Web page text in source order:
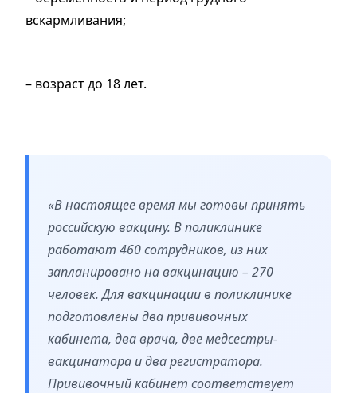
вскармливания;
– возраст до 18 лет.
«В настоящее время мы готовы принять
российскую вакцину. В поликлинике
работают 460 сотрудников, из них
запланировано на вакцинацию – 270
человек. Для вакцинации в поликлинике
подготовлены два прививочных
кабинета, два врача, две медсестры-
вакцинатора и два регистратора.
Прививочный кабинет соответствует